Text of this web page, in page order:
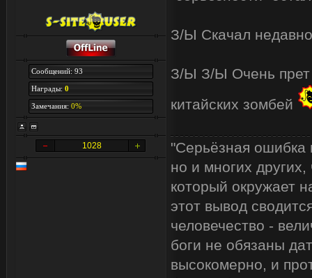
Сообщений: 93
Награды: 0
Замечания: 0%
1028
З/Ы Скачал
З/Ы З/Ы Очень прет
китайских зомбей
"Серьёзная
но и многих
который окружает
этот вывод
человечество -
боги не обязаны
высокомерно, и